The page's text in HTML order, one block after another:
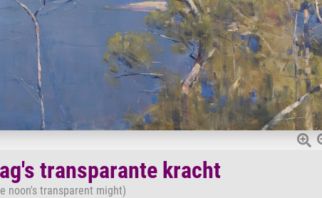
transparante kracht
noon's transparent might)